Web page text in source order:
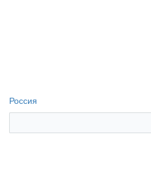
Россия